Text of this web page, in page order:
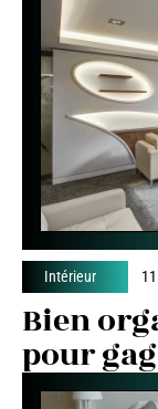
Intérieur
Bien
pour